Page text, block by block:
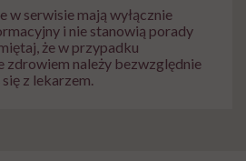
w serwisie mają wyłącznie
i nie stanowią porady
że w przypadku
zdrowiem należy bezwzględnie
z lekarzem.